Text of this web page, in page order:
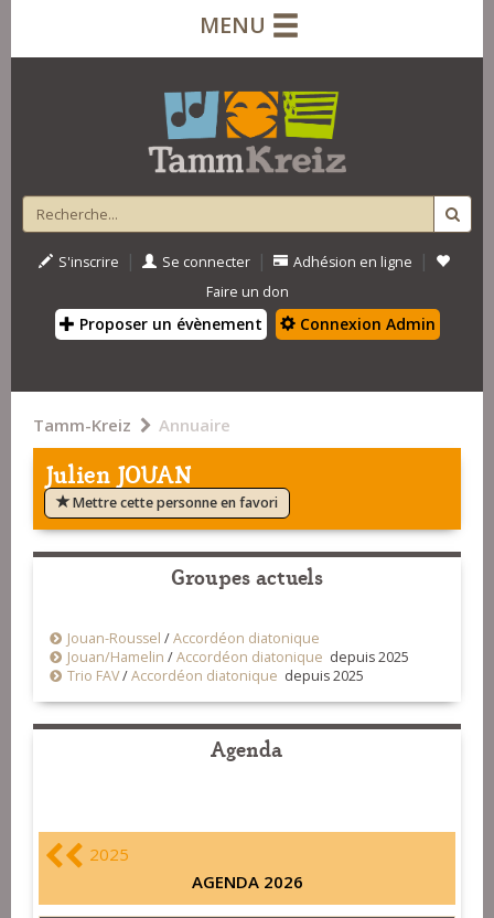
MENU
S'inscrire | Se connecter | Adhésion en ligne |
Faire un don
Proposer un évènement Connexion Admin
Tamm-Kreiz Annuaire
Julien JOUAN
Mettre cette personne en favori
Groupes actuels
Jouan-Roussel /Accordéon diatonique
Jouan/Hamelin /Accordéon diatonique depuis 2025
Trio FAV/Accordéon diatonique depuis 2025
Agenda
2025
AGENDA 2026